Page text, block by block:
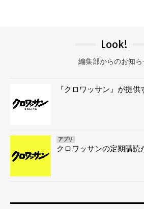
Look!
編集部からのお知ら
『クロワッサン』が提供
アプリ
クロワッサンの定期購読